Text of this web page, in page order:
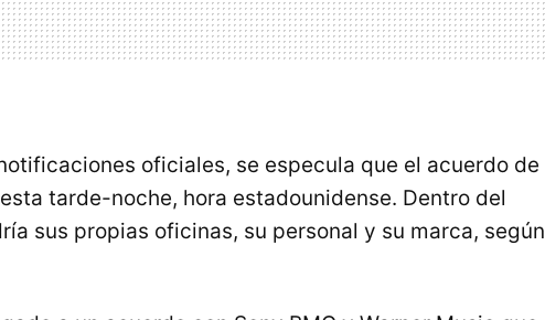
oficiales, se especula que el acuerdo de
tarde-noche, hora estadounidense. Dentro del
sus propias oficinas, su personal y su marca, según